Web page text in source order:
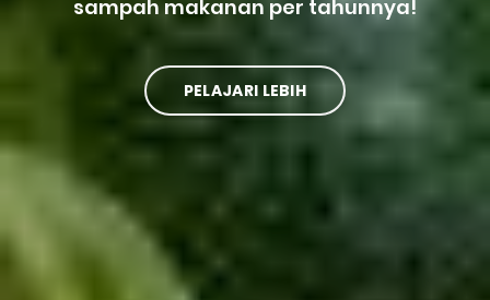
sampah makanan per tahunnya!
PELAJARI LEBIH